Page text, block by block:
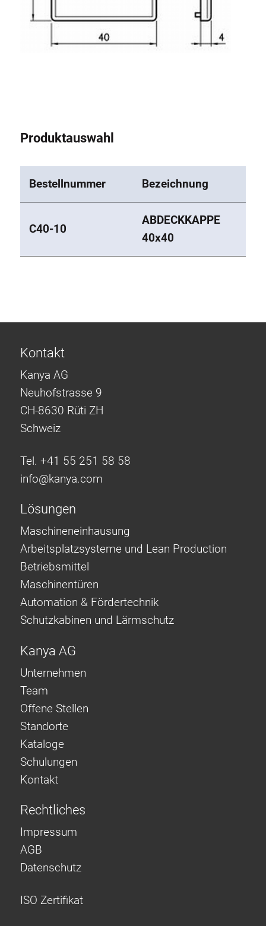
Produktauswahl
Bestellnummer Bezeichnung
C40-10
ABDECKKAPPE
40x40
Kontakt
Kanya AG
Neuhofstrasse 9
CH-8630 Rüti ZH
Schweiz
Tel. +41 55 251 58 58
info@kanya.com
Lösungen
Maschineneinhausung
Arbeitsplatzsysteme und Lean Production
Betriebsmittel
Maschinentüren
Automation & Fördertechnik
Schutzkabinen und Lärmschutz
Kanya AG
Unternehmen
Team
Offene Stellen
Standorte
Kataloge
Schulungen
Kontakt
Rechtliches
Impressum
AGB
Datenschutz
ISO Zertifikat